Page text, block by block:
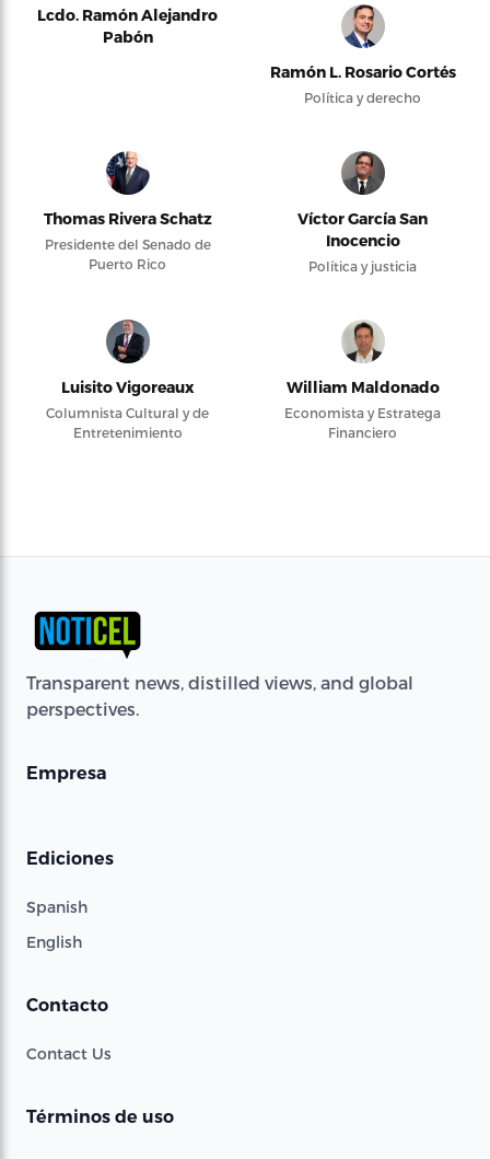
Lcdo. Ramón Alejandro
Pabón
Ramón L. Rosario Cortés
Política y derecho
Thomas Rivera Schatz
Presidente del Senado de
Puerto Rico
Víctor García San
Inocencio
Política y justicia
Luisito Vigoreaux
Columnista Cultural y de
Entretenimiento
William Maldonado
Economista y Estratega
Financiero
Transparent news, distilled views, and global
perspectives.
Empresa
Ediciones
Spanish
English
Contacto
Contact Us
Términos de uso